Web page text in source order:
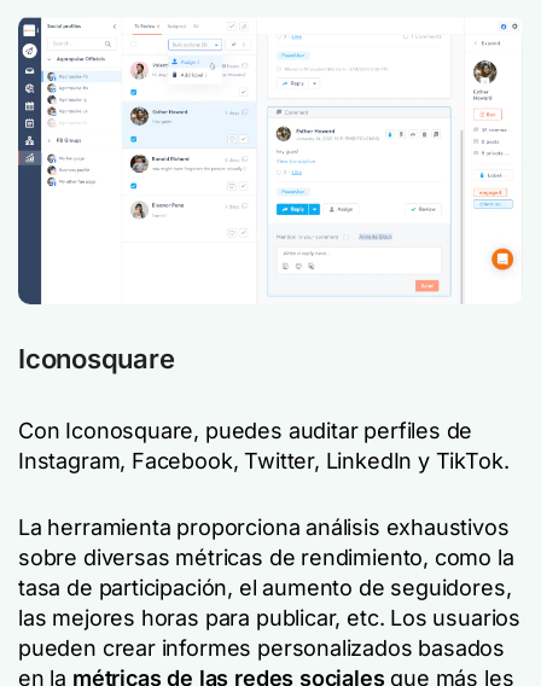
Iconosquare
Con Iconosquare, puedes auditar perfiles de
Instagram, Facebook, Twitter, LinkedIn y TikTok.
La herramienta proporciona análisis exhaustivos
sobre diversas métricas de rendimiento, como la
tasa de participación, el aumento de seguidores,
las mejores horas para publicar, etc. Los usuarios
pueden crear informes personalizados basados
en la métricas de las redes sociales que más les